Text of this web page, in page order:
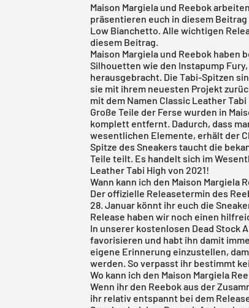
Maison Margiela und Reebok
präsentieren euch in diesem Beitrag
Low Bianchetto. Alle wichtigen
diesem Beitrag.
Maison Margiela und Reebok haben
Silhouetten wie den Instapump Fury,
herausgebracht. Die Tabi-Spitzen
sie mit ihrem neuesten Projekt
mit dem Namen Classic Leather
Große Teile der Ferse wurden in
komplett entfernt. Dadurch, dass
wesentlichen Elemente, erhält der
Spitze des Sneakers taucht die
Teile teilt. Es handelt sich im
Leather Tabi High von 2021!
Wann kann ich den Maison Margiela
Der offizielle Releasetermin des
28. Januar könnt ihr euch die
Release haben wir noch einen
In unserer kostenlosen Dead Stock
favorisieren und habt ihn damit
eigene Erinnerung einzustellen,
werden. So verpasst ihr bestimmt
Wo kann ich den Maison Margiela
Wenn ihr den Reebok aus der
ihr relativ entspannt bei dem